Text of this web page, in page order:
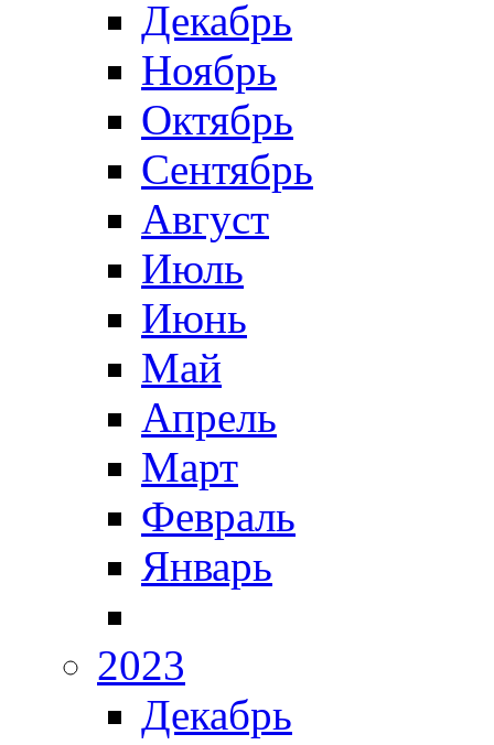
Декабрь
Ноябрь
Октябрь
Сентябрь
Август
Июль
Июнь
Май
Апрель
Март
Февраль
Январь
2023
Декабрь